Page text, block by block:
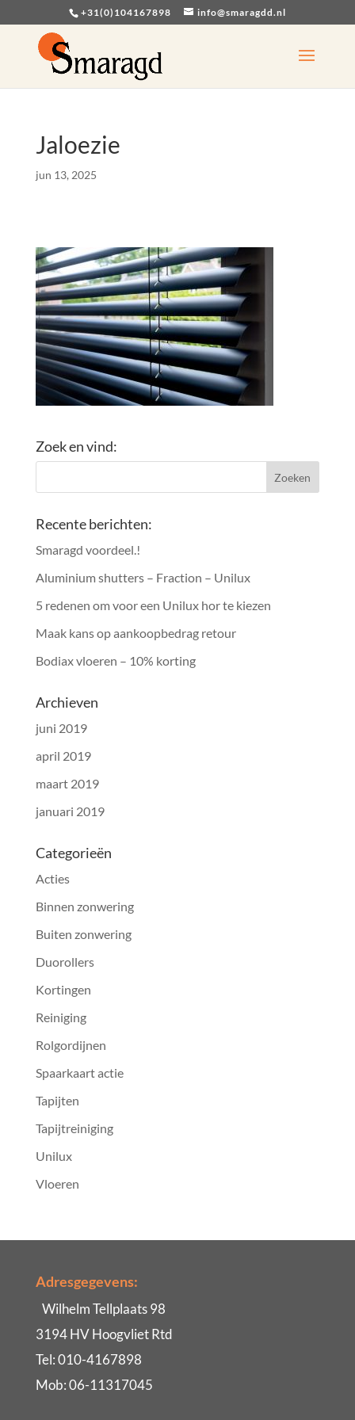
+31(0)104167898 info@smaragdd.nl
Jaloezie
jun 13, 2025
Zoek en vind:
Recente berichten:
Smaragd voordeel.!
Aluminium shutters – Fraction – Unilux
5 redenen om voor een Unilux hor te kiezen
Maak kans op aankoopbedrag retour
Bodiax vloeren – 10% korting
Archieven
juni 2019
april 2019
maart 2019
januari 2019
Categorieën
Acties
Binnen zonwering
Buiten zonwering
Duorollers
Kortingen
Reiniging
Rolgordijnen
Spaarkaart actie
Tapijten
Tapijtreiniging
Unilux
Vloeren
Adresgegevens:
Wilhelm Tellplaats 98
3194 HV Hoogvliet Rtd
Tel: 010-4167898
Mob: 06-11317045